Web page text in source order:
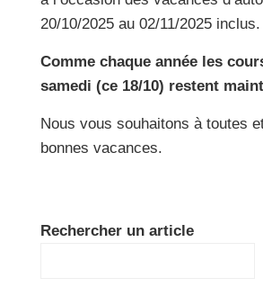
20/10/2025 au 02/11/2025 inclus.
Comme chaque année les
samedi (ce 18/10) restent
Nous vous souhaitons à toutes
bonnes vacances.
Rechercher un article